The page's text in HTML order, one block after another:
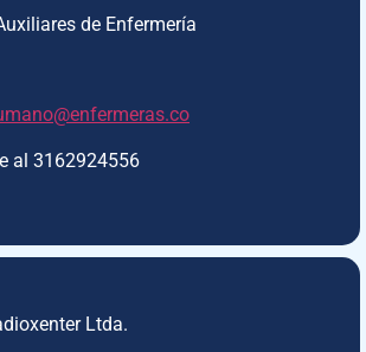
de Enfermería
al 3162924556
Ltda.